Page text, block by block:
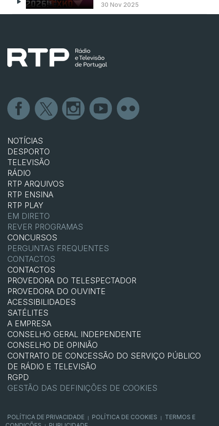
30 Nov 2025
NOTÍCIAS
DESPORTO
TELEVISÃO
RÁDIO
RTP ARQUIVOS
RTP ENSINA
RTP PLAY
EM DIRETO
REVER PROGRAMAS
CONCURSOS
PERGUNTAS FREQUENTES
CONTACTOS
CONTACTOS
PROVEDORA DO TELESPECTADOR
PROVEDORA DO OUVINTE
ACESSIBILIDADES
SATÉLITES
A EMPRESA
CONSELHO GERAL INDEPENDENTE
CONSELHO DE OPINIÃO
CONTRATO DE CONCESSÃO DO SERVIÇO PÚBLICO
DE RÁDIO E TELEVISÃO
RGPD
GESTÃO DAS DEFINIÇÕES DE COOKIES
POLÍTICA DE PRIVACIDADE POLÍTICA DE COOKIES
TERMOS E